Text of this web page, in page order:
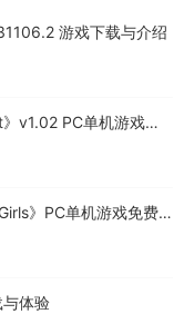
游戏下载与介绍
v1.02 PC单机游戏下
》PC单机游戏免费
与体验